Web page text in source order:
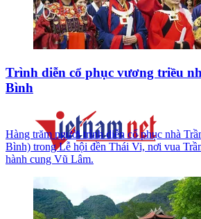
Trình diễn cổ phục vương triều
Bình
Hàng trăm người trình diễn cổ phục nhà
Bình) trong Lễ hội đền Thái Vi, nơi vua
hành cung Vũ Lâm.